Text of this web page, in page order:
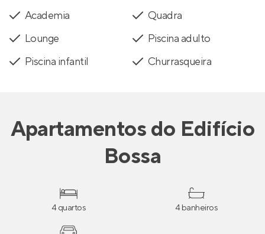
Academia
Quadra
Lounge
Piscina adulto
Piscina infantil
Churrasqueira
Apartamentosdo Edifício
Bossa
4 quartos 4 banheiros